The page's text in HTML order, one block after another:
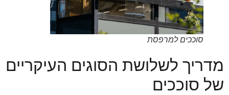
סוככים למרפסת
מדריך לשלושת הסוגים העיקריים
של סוככים